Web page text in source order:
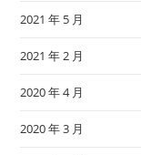
2021 年 5 月
2021 年 2 月
2020 年 4 月
2020 年 3 月